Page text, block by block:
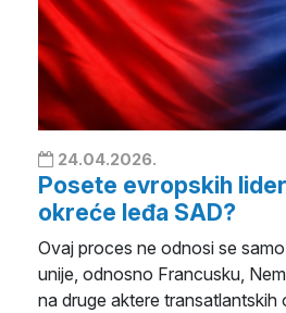
24.04.2026.
Posete evropskih
okreće leđa SAD?
Ovaj proces ne odnosi se
unije, odnosno Francusku,
na druge aktere transatlantskih